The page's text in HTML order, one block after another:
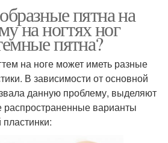
пятна на
на ногтях ног
пятна?
на ноге может иметь разные
В зависимости от основной
данную проблему, выделяют
варианты